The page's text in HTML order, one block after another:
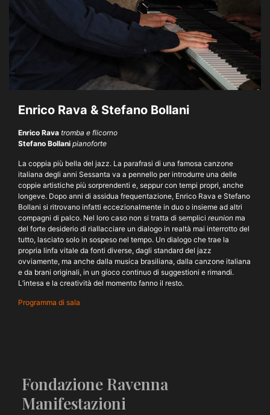
Enrico Rava & Stefano Bollani
Enrico Rava tromba e flicorno
Stefano Bollani pianoforte
La coppia più bella del jazz. La parafrasi di una famosa canzone
italiana degli anni Sessanta va a pennello per introdurre una delle
coppie artistiche più sorprendenti e, seppur con tempi propri, anche
longeve. Dopo anni di assidua frequentazione, Enrico Rava e Stefano
Bollani si ritrovano infatti eccezionalmente in duo o insieme ad altri
compagni di palco. Nel loro caso non si tratta di semplici reunion ma
del forte desiderio di riallacciare un dialogo in realtà mai interrotto del
tutto, lasciato solo in sospeso nel tempo. Un dialogo che trae la
propria linfa vitale da fonti diverse, dagli standard del jazz
ovviamente, ma anche dalla musica brasiliana, dalla canzone italiana
e da brani originali, in un gioco continuo di suggestioni e rimandi.
L’intesa e la creatività del momento fanno il resto.
Programma di sala
Fondazione Ravenna
Manifestazioni